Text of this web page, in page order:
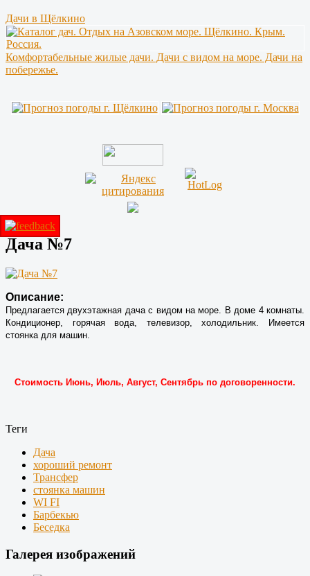
Дачи в Щёлкино
Комфортабельные жилые дачи. Дачи с видом на море. Дачи на
побережье.
Дача №7
Описание:
Предлагается двухэтажная дача с видом на море. В доме 4 комнаты.
Кондиционер, горячая вода, телевизор, холодильник. Имеется
стоянка для машин.
Стоимость Июнь, Июль, Август, Сентябрь по договоренности.
Теги
Дача
хороший ремонт
Трансфер
стоянка машин
WI FI
Барбекью
Беседка
Галерея изображений